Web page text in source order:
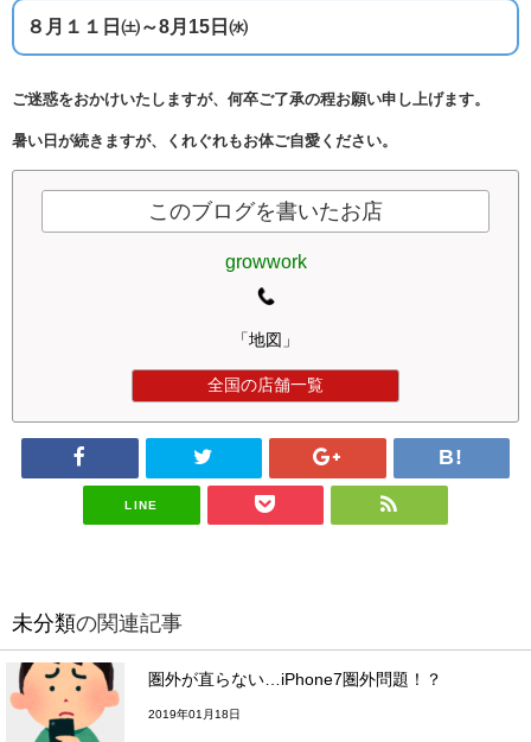
８月１１日㈯～8月15日㈬
ご迷惑をおかけいたしますが、何卒ご了承の程お願い申し上げます。
暑い日が続きますが、くれぐれもお体ご自愛ください。
このブログを書いたお店
growwork
「地図」
全国の店舗一覧
LINE
未分類の関連記事
圏外が直らない…iPhone7圏外問題！？
2019年01月18日